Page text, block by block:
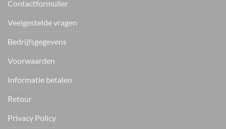
Contactformulier
Veelgestelde vragen
Bedrijfsgegevens
Voorwaarden
Informatie betalen
Retour
Privacy Policy